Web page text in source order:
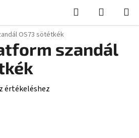
Keresés KOSÁR
OS73 sötétkék
szandál
értékeléshez